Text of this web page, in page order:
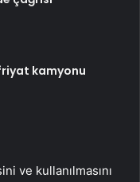
kamyonu
ve kullanılmasını